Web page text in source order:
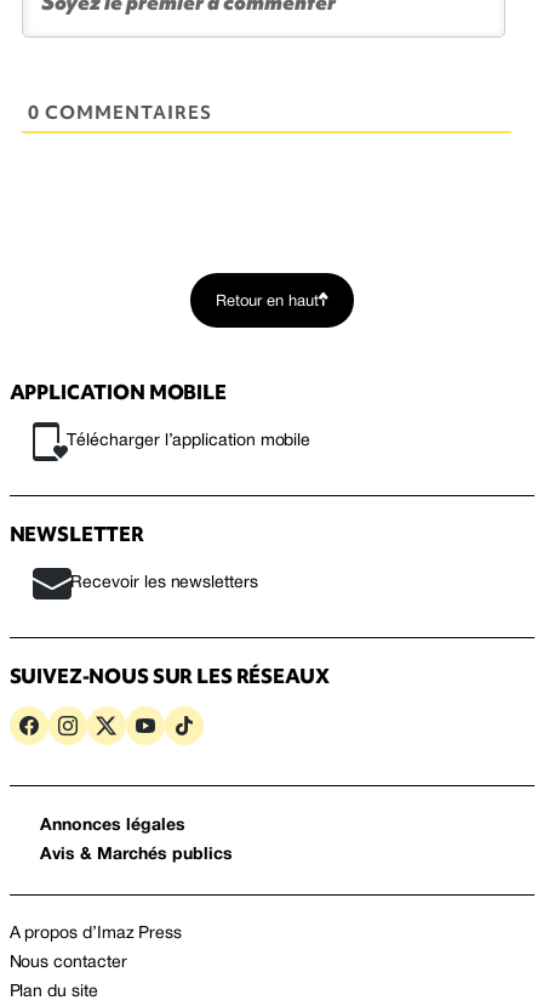
0 COMMENTAIRES
Retour en haut
APPLICATION MOBILE
Télécharger l’application mobile
NEWSLETTER
Recevoir les newsletters
SUIVEZ-NOUS SUR LES RÉSEAUX
Annonces légales
Avis & Marchés publics
A propos d’Imaz Press
Nous contacter
Plan du site